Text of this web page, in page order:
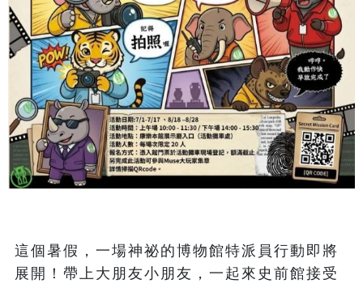
這個暑假，一場神祕的博物館特派員行動即將
展開！帶上大朋友小朋友，一起來史前館接受